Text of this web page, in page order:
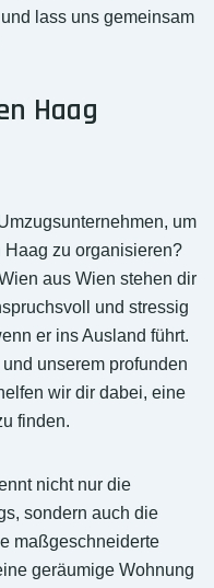
lass uns gemeinsam
Haag
um
zu organisieren?
aus Wien stehen dir
und stressig
er ins Ausland führt.
unserem profunden
wir dir dabei, eine
finden.
nicht nur die
sondern auch die
maßgeschneiderte
geräumige Wohnung